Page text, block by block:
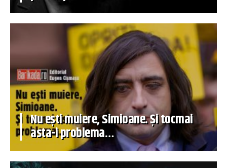
Nu ești muiere, Simioane. Și tocmai
asta-i problema…